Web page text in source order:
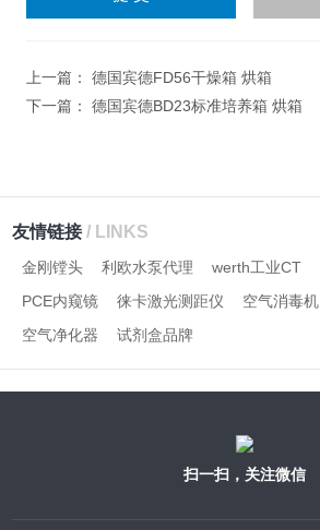
上一篇： 德国宾德FD56干燥箱 烘箱
下一篇： 德国宾德BD23标准培养箱 烘箱
友情链接/ LINKS
金刚镗头 利欧水泵代理 werth工业CT
PCE内窥镜
徕卡激光测距仪 空气消毒机
空气净化器
试剂盒品牌
扫一扫，关注微信